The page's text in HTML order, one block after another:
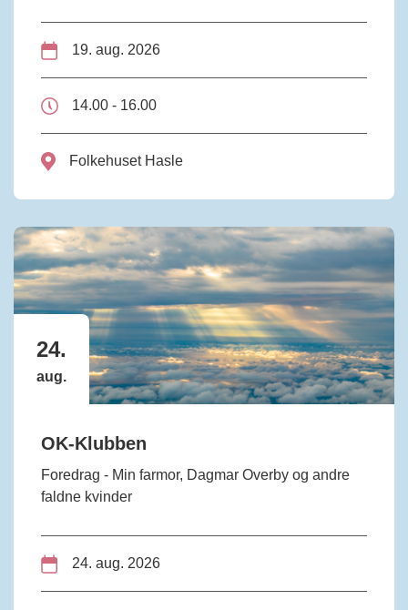
19. aug. 2026
14.00 - 16.00
Folkehuset Hasle
24.
aug.
OK-Klubben
Foredrag - Min farmor, Dagmar Overby og andre
faldne kvinder
24. aug. 2026